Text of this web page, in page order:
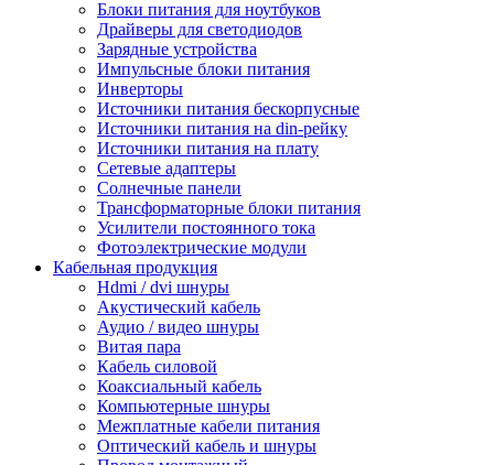
Блоки питания для ноутбуков
Драйверы для светодиодов
Зарядные устройства
Импульсные блоки питания
Инверторы
Источники питания бескорпусные
Источники питания на din-рейку
Источники питания на плату
Сетевые адаптеры
Солнечные панели
Трансформаторные блоки питания
Усилители постоянного тока
Фотоэлектрические модули
Кабельная продукция
Hdmi / dvi шнуры
Акустический кабель
Аудио / видео шнуры
Витая пара
Кабель силовой
Коаксиальный кабель
Компьютерные шнуры
Межплатные кабели питания
Оптический кабель и шнуры